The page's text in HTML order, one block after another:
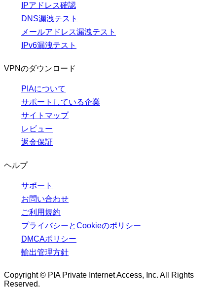
IPアドレス確認
DNS漏洩テスト
メールアドレス漏洩テスト
IPv6漏洩テスト
VPNのダウンロード
PIAについて
サポートしている企業
サイトマップ
レビュー
返金保証
ヘルプ
サポート
お問い合わせ
ご利用規約
プライバシーとCookieのポリシー
DMCAポリシー
輸出管理方針
Copyright © PIA Private Internet Access, Inc. All Rights
Reserved.